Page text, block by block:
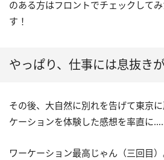
のある方はフロントでチェックして
す！
やっぱり、仕事には息抜き
その後、大自然に別れを告げて東京
ケーションを体験した感想を率直に
ワーケーション最高じゃん（三回目）